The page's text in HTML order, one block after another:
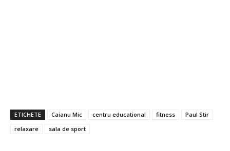
ETICHETE Caianu Mic centru educational fitness
Paul Stir
relaxare
sala de sport